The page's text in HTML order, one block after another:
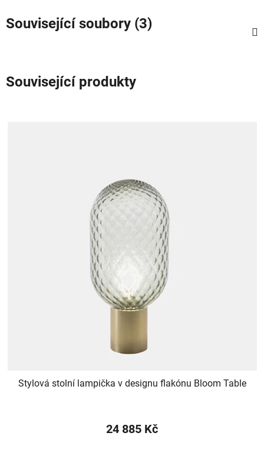
Související soubory (3)
Související produkty
Stylová stolní lampička v designu flakónu Bloom Table
24 885 Kč